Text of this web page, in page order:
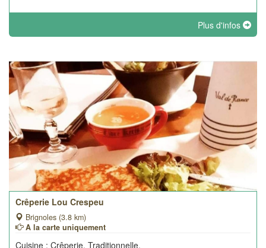
Plus d'infos
Crêperie Lou Crespeu
Brignoles (3.8 km)
A la carte uniquement
Cuisine : Crêperie, Traditionnelle.